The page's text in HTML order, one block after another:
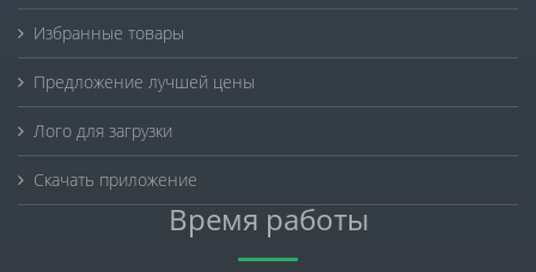
Избранные товары
Предложение лучшей цены
Лого для загрузки
Скачать приложение
Время работы